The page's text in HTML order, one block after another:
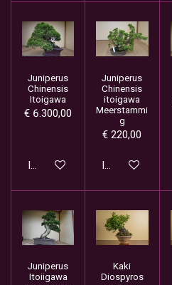
Juniperus
Chinensis
Itoigawa
€ 6.300,00
In winkelwagen
Juniperus
Chinensis
itoigawa
Meerstammi
g
€ 220,00
In winkelwagen
Juniperus
Itoiigawa
Kaki
Diospyros